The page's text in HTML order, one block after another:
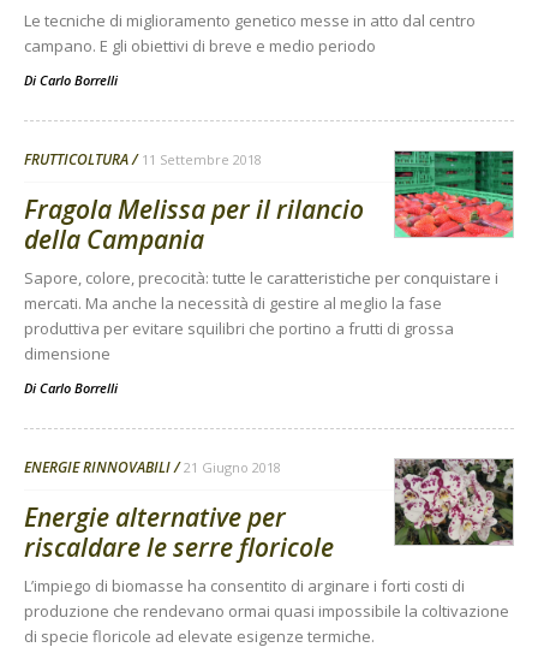
Le tecniche di miglioramento genetico messe in atto dal centro
campano. E gli obiettivi di breve e medio periodo
Di Carlo Borrelli
FRUTTICOLTURA 11 Settembre 2018
Fragola Melissa per il rilancio
della Campania
Sapore, colore, precocità: tutte le caratteristiche per conquistare i
mercati. Ma anche la necessità di gestire al meglio la fase
produttiva per evitare squilibri che portino a frutti di grossa
dimensione
Di Carlo Borrelli
ENERGIE RINNOVABILI 21 Giugno 2018
Energie alternative per
riscaldare le serre floricole
L’impiego di biomasse ha consentito di arginare i forti costi di
produzione che rendevano ormai quasi impossibile la coltivazione
di specie floricole ad elevate esigenze termiche.